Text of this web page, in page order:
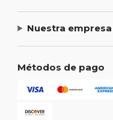
Nuestra empresa
Métodos de pago